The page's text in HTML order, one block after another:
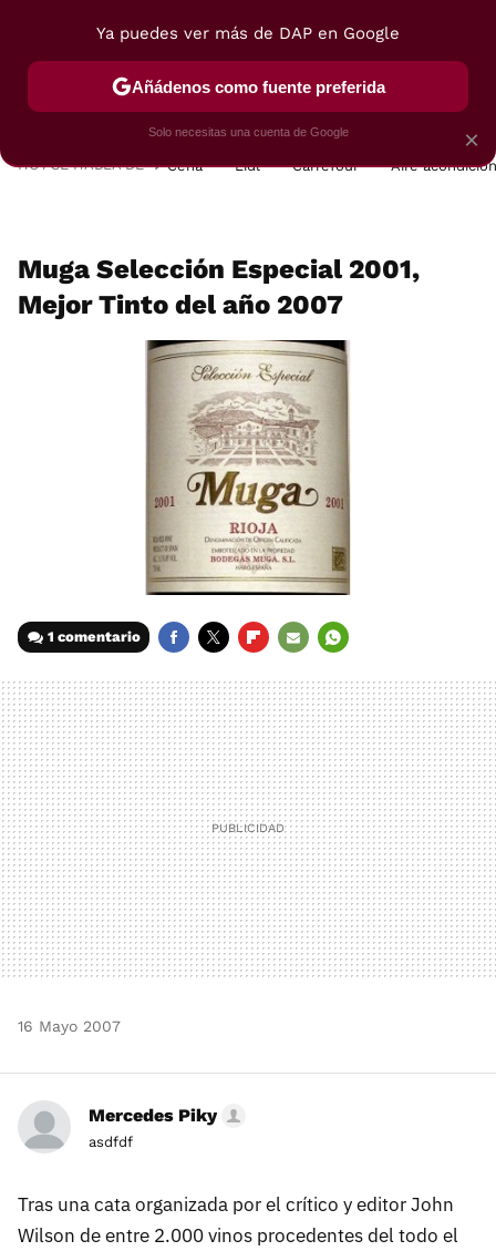
POSTRES VIAJES SELECCIÓN VEGUI
HOY SE HABLA DE Cena Lidl Carrefour Aire
Muga Selección Especial 2001,
Mejor Tinto del año 2007
1 comentario
MAIL
16 Mayo 2007
Mercedes Piky
asdfdf
Tras una cata organizada por el crítico y editor John
Wilson de entre 2.000 vinos procedentes del todo el
×
Ya puedes ver más de DAP en Google
Añádenos como fuente preferida
Solo necesitas una cuenta de Google